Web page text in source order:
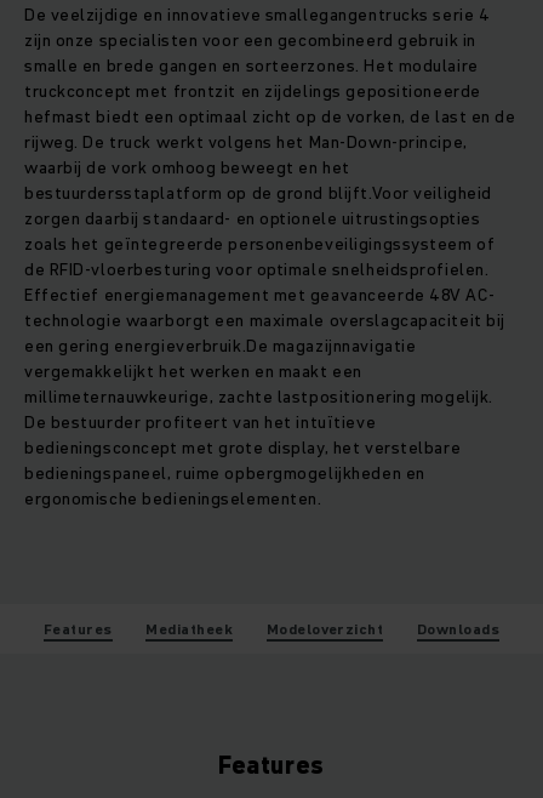
De veelzijdige en innovatieve smallegangentrucks serie 4
zijn onze specialisten voor een gecombineerd gebruik in
smalle en brede gangen en sorteerzones. Het modulaire
truckconcept met frontzit en zijdelings gepositioneerde
hefmast biedt een optimaal zicht op de vorken, de last en de
rijweg. De truck werkt volgens het Man-Down-principe,
waarbij de vork omhoog beweegt en het
bestuurdersstaplatform op de grond blijft.Voor veiligheid
zorgen daarbij standaard- en optionele uitrustingsopties
zoals het geïntegreerde personenbeveiligingssysteem of
de RFID-vloerbesturing voor optimale snelheidsprofielen.
Effectief energiemanagement met geavanceerde 48V AC-
technologie waarborgt een maximale overslagcapaciteit bij
een gering energieverbruik.De magazijnnavigatie
vergemakkelijkt het werken en maakt een
millimeternauwkeurige, zachte lastpositionering mogelijk.
De bestuurder profiteert van het intuïtieve
bedieningsconcept met grote display, het verstelbare
bedieningspaneel, ruime opbergmogelijkheden en
ergonomische bedieningselementen.
Features Mediatheek Modeloverzicht Downloads
Features